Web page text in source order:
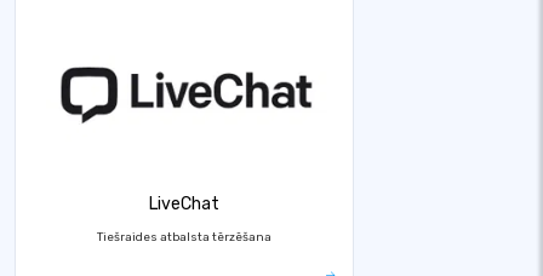
LiveChat
Tiešraides atbalsta tērzēšana